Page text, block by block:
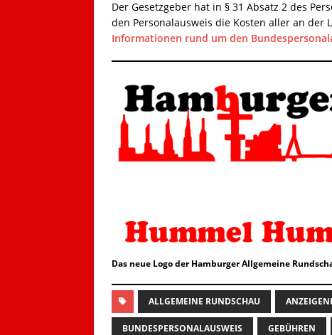
Der Gesetzgeber hat in § 31 Absatz 2 des
den Personalausweis die Kosten aller an der
Informationen rund um den
Das neue Logo der Hamburger Allgemeine
ALLGEMEINE RUNDSCHAU
BUNDESPERSONALAUSWEIS GEBÜHREN